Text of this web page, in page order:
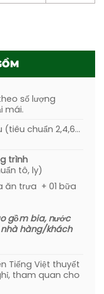
là hành trình
biểu tượng linh
Tiên –
Cây đa bóp cổ ”.
sức khám phá và
độc đáo tại cây
trìnhtrekking trở ra
ăn trưa và nghỉ
Tiên.
về TPHCM,
Đến TP.HCM.
phá Nam Cát Tiên
chia tay và hẹn gặp
chương trình kế
số lượng
mái.
(tiêu chuẩn 2,4,6…
trình
tô, ly)
ăn trưa + 01 bữa
gồm bia, nước
nhà hàng/khách
Tiếng Việt thuyết
tham quan cho